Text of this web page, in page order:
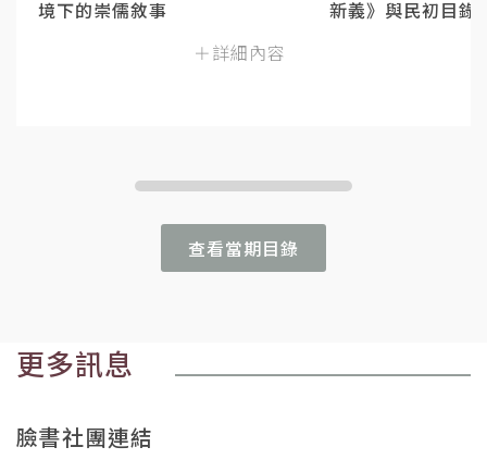
境下的崇儒敘事
＋詳細內容
新義》與民初目錄
查看當期目錄
更多訊息
臉書社團連結